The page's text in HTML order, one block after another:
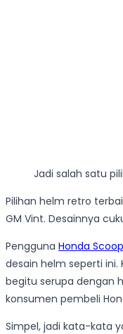
Jadi salah satu
Pilihan helm retro
GM Vint. Desainnya
Pengguna Honda
desain helm seperti ini.
begitu serupa dengan
konsumen pembeli
Simpel, jadi kata-kata